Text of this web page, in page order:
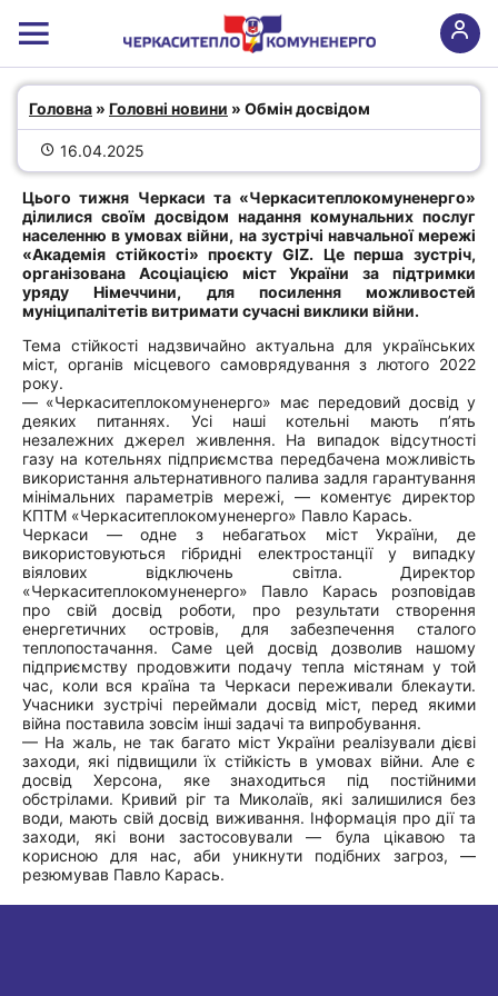
Обмін досвідом
Головна » Головні новини » Обмін досвідом
16.04.2025
Цього тижня Черкаси та «Черкаситеплокомуненерго»
ділилися своїм досвідом надання комунальних послуг
населенню в умовах війни, на зустрічі навчальної мережі
«Академія стійкості» проєкту GIZ. Це перша зустріч,
організована Асоціацією міст України за підтримки
уряду Німеччини, для посилення можливостей
муніципалітетів витримати сучасні виклики війни.
Тема стійкості надзвичайно актуальна для українських
міст, органів місцевого самоврядування з лютого 2022
року.
— «Черкаситеплокомуненерго» має передовий досвід у
деяких питаннях. Усі наші котельні мають п’ять
незалежних джерел живлення. На випадок відсутності
газу на котельнях підприємства передбачена можливість
використання альтернативного палива задля гарантування
мінімальних параметрів мережі, — коментує директор
КПТМ «Черкаситеплокомуненерго» Павло Карась.
Черкаси — одне з небагатьох міст України, де
використовуються гібридні електростанції у випадку
віялових відключень світла. Директор
«Черкаситеплокомуненерго» Павло Карась розповідав
про свій досвід роботи, про результати створення
енергетичних островів, для забезпечення сталого
теплопостачання. Саме цей досвід дозволив нашому
підприємству продовжити подачу тепла містянам у той
час, коли вся країна та Черкаси переживали блекаути.
Учасники зустрічі переймали досвід міст, перед якими
війна поставила зовсім інші задачі та випробування.
— На жаль, не так багато міст України реалізували дієві
заходи, які підвищили їх стійкість в умовах війни. Але є
досвід Херсона, яке знаходиться під постійними
обстрілами. Кривий ріг та Миколаїв, які залишилися без
води, мають свій досвід виживання. Інформація про дії та
заходи, які вони застосовували — була цікавою та
корисною для нас, аби уникнути подібних загроз, —
резюмував Павло Карась.